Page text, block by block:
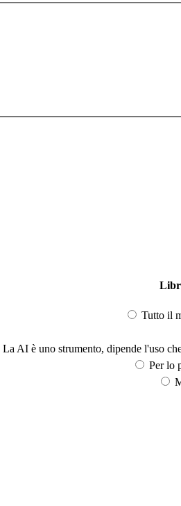
Tutto il
La AI è uno strumento, dipende l'uso
Per lo